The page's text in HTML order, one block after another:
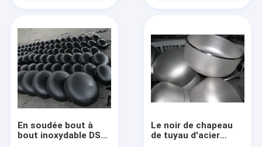
En soudée bout à
bout inoxydable DST
Le noir de chapeau
de tuyau d'acier